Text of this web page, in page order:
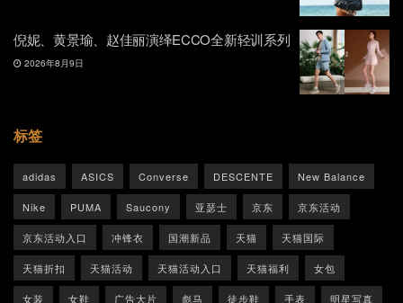
倪妮、黄景瑜、赵佳丽演绎ECCO全新轻训系列
2026年8月9日
标签
adidas ASICS Converse DESCENTE New Balance
Nike PUMA Saucony 亚瑟士 京东 京东活动
京东活动入口 冲锋衣 国潮新品 天猫 天猫国际
天猫折扣 天猫活动 天猫活动入口 天猫福利 女包
女装 女鞋 广告大片 彪马 徒步鞋 手表 明星写真